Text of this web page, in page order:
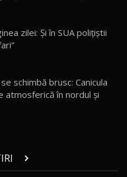
BYD în Moldova? BYD Seal U
Drive AutoBlog.MD
zilei: Și în SUA polițiștii
schimbă brusc: Canicula
atmosferică în nordul și